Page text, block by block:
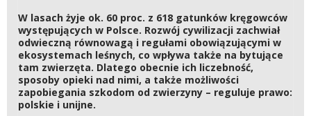
W lasach żyje ok. 60 proc. z 618 gatunków kręgowców
występujących w Polsce. Rozwój cywilizacji zachwiał
odwieczną równowagą i regułami obowiązującymi w
ekosystemach leśnych, co wpływa także na bytujące
tam zwierzęta. Dlatego obecnie ich liczebność,
sposoby opieki nad nimi, a także możliwości
zapobiegania szkodom od zwierzyny – reguluje prawo:
polskie i unijne.